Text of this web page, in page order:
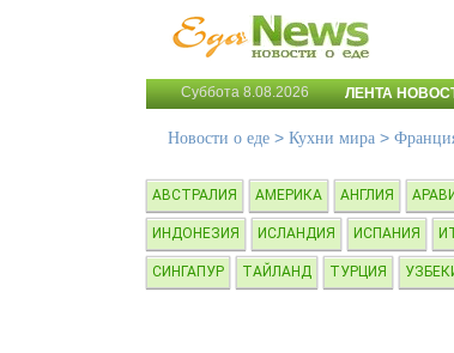
Суббота 8.08.2026 ЛЕНТА
Новости о еде > Кухни мира >
АВСТРАЛИЯ АМЕРИКА АНГЛИЯ
ИНДОНЕЗИЯ ИСЛАНДИЯ ИСПАНИЯ
СИНГАПУР ТАЙЛАНД ТУРЦИЯ